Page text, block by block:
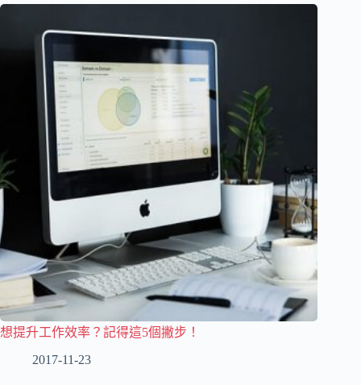
想提升工作效率？記得這5個撇步！
2017-11-23